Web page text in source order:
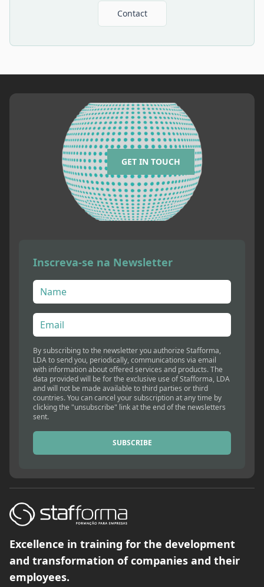
Contact
GET IN TOUCH
Inscreva-se na Newsletter
By subscribing to the newsletter you authorize Stafforma,
LDA to send you, periodically, communications via email
with information about offered services and products. The
data provided will be for the exclusive use of Stafforma, LDA
and will not be made available to third parties or third
countries. You can cancel your subscription at any time by
clicking the "unsubscribe" link at the end of the newsletters
sent.
SUBSCRIBE
Excellence in training for the development
and transformation of companies and their
employees.